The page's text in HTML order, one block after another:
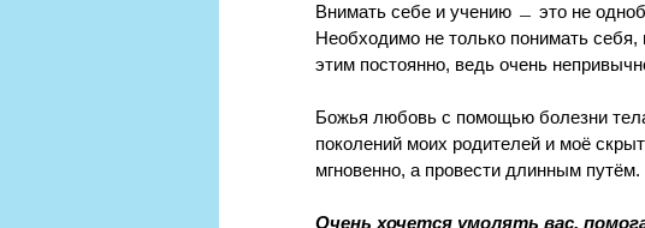
Внимать себе и учению ﹘ это не
Необходимо не только понимать себя,
этим постоянно, ведь очень
Божья любовь с помощью болезни
поколений моих родителей и моё
мгновенно, а провести длинным
Очень хочется умолять вас,